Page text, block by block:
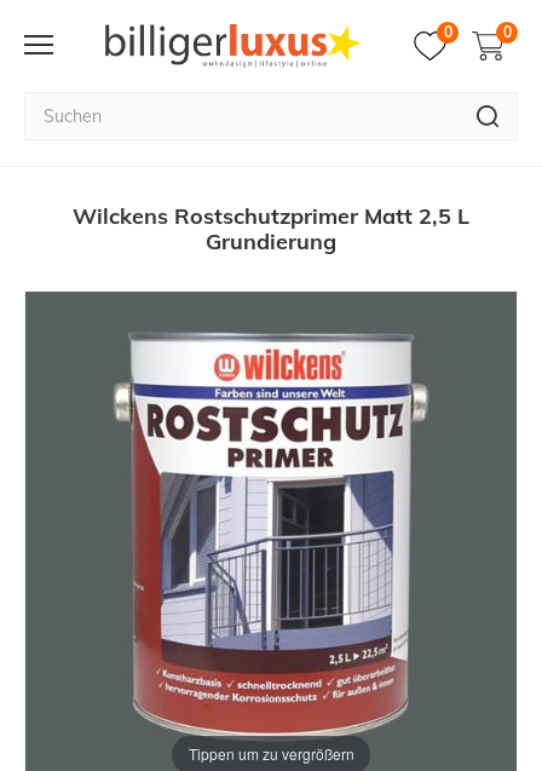
0 0
Wilckens Rostschutzprimer Matt 2,5 L
Grundierung
Tippen um zu vergrößern